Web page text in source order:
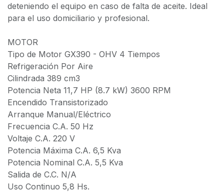
deteniendo el equipo en caso de falta de aceite. Ideal
para el uso domiciliario y profesional.
MOTOR
Tipo de Motor GX390 - OHV 4 Tiempos
Refrigeración Por Aire
Cilindrada 389 cm3
Potencia Neta 11,7 HP (8.7 kW) 3600 RPM
Encendido Transistorizado
Arranque Manual/Eléctrico
Frecuencia C.A. 50 Hz
Voltaje C.A. 220 V
Potencia Máxima C.A. 6,5 Kva
Potencia Nominal C.A. 5,5 Kva
Salida de C.C. N/A
Uso Continuo 5,8 Hs.